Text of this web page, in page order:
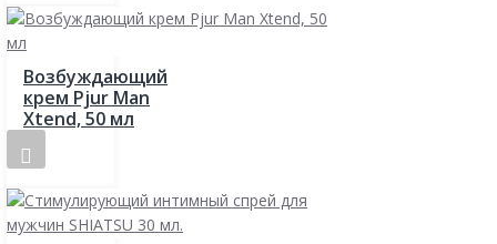
Возбуждающий
крем Pjur Man
Xtend, 50 мл